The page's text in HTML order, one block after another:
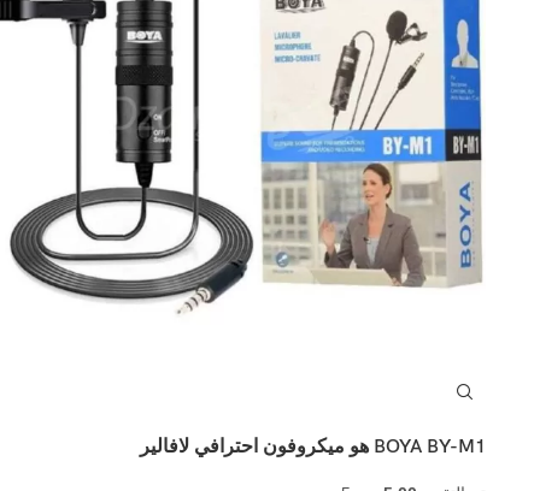
BOYA BY-M1 هو ميكروفون احترافي لافالير